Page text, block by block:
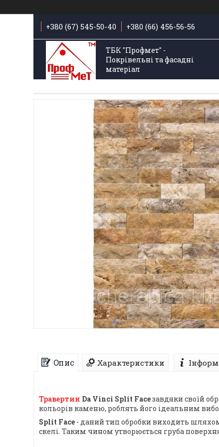
+380 (67) 545-50-40 +380 (66) 456-56-56
ТБК "Профмет" -
Покрівельні та фасадні
матеріал
Опис Характеристики
Травертин Da Vinci Split Faceзавдяки своїй
кольорів каменю, роблять його ідеальним
Split Face - даний тип обробки виходить
скелі. Таким чином утворюється груба